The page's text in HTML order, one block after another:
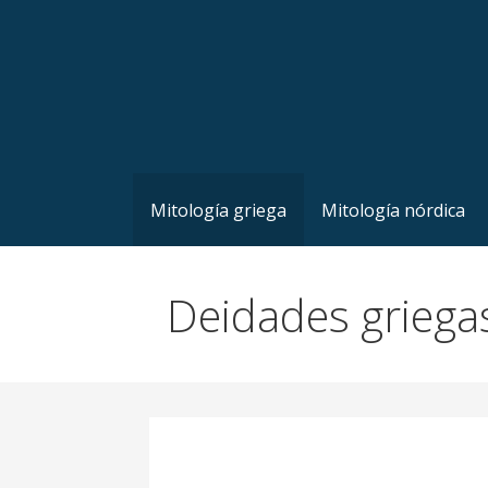
Mitología griega Mitología nórdica
Deidades